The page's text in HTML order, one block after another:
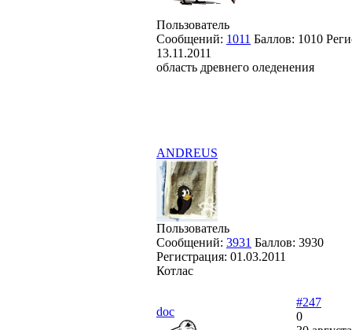
Пользователь
Сообщений: 1011 Баллов: 1010
13.11.2011
область древнего оледенения
ANDREUS
Пользователь
Сообщений: 3931 Баллов: 3930
Регистрация: 01.03.2011
Котлас
doc
#247
0